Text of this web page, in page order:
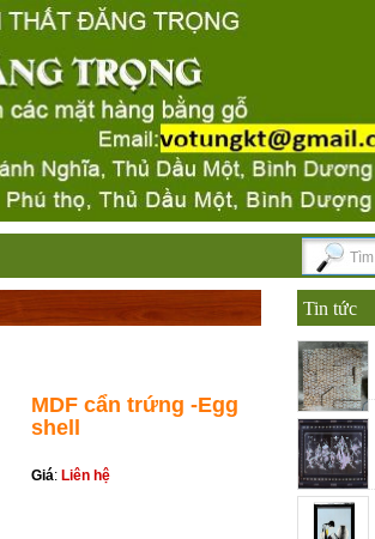
MDF cẩn trứng -Egg
shell
Giá: Liên hệ
Tin tức